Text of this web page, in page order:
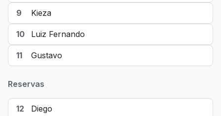
9 Kieza
10 Luiz Fernando
11 Gustavo
Reservas
12 Diego